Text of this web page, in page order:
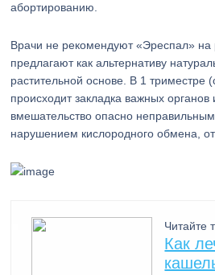
абортированию.
Врачи не рекомендуют «Эреспал» на
предлагают как альтернативу
растительной основе. В 1 триместре
происходит закладка важных
вмешательство опасно
нарушением кислородного обмена,
Читайте
Как